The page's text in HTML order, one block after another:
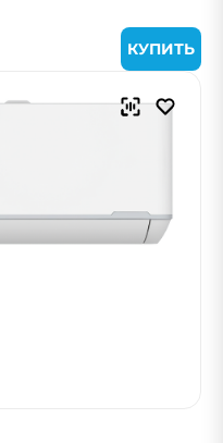
КУПИТЬ